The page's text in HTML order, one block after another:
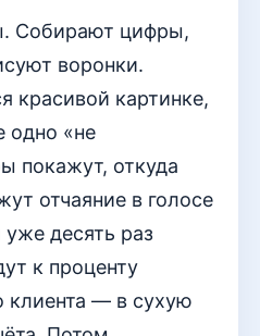
Собирают цифры,
воронки.
красивой картинке,
одно «не
покажут, откуда
отчаяние в голосе
десять раз
к проценту
клиента — в сухую